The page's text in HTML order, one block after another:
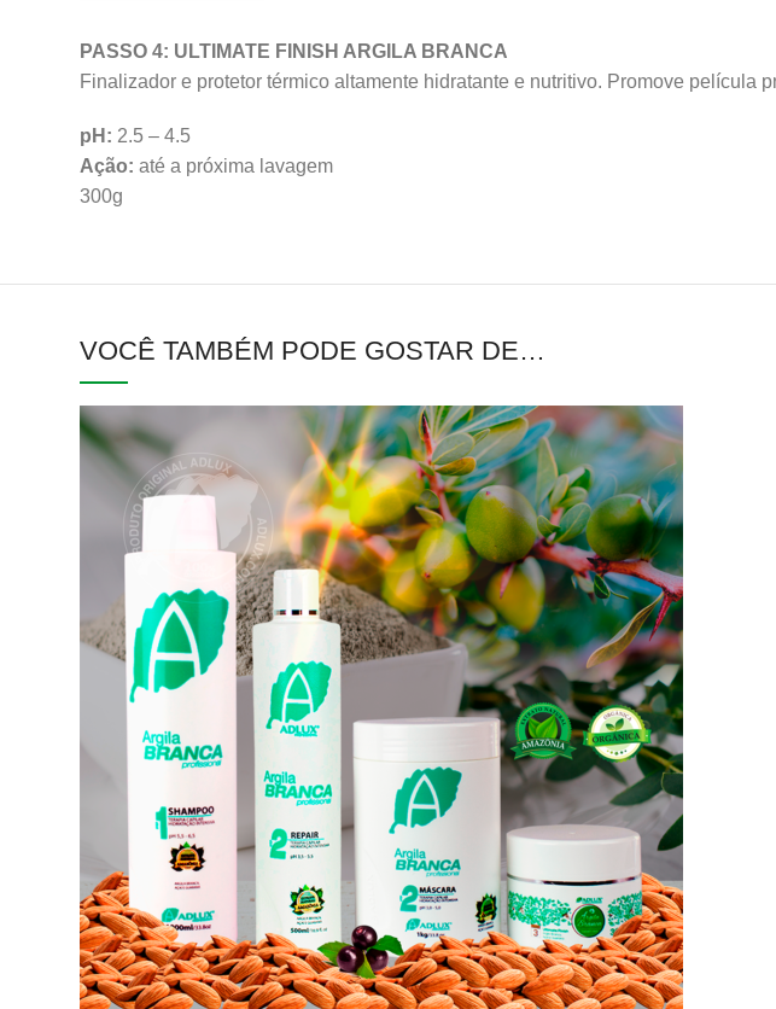
PASSO 4: ULTIMATE FINISH ARGILA BRANCA
Finalizador e protetor térmico altamente hidratante e nutritivo. Promove película
pH: 2.5 – 4.5
Ação: até a próxima lavagem
300g
VOCÊ TAMBÉM PODE GOSTAR DE…